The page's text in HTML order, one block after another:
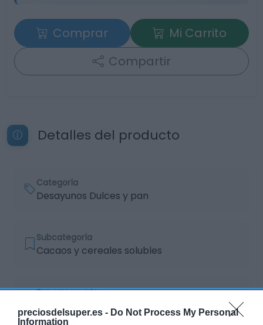
preciosdelsuper.es - Do Not Process My Personal
Information
Comprar
Mi Carrito
Compartir
Detalles del producto
Categoría
Desayunos Dulces y pan
Subcategoría
Cacaos y cereales solubles
Supermercado
EL CORTE INGLÉS